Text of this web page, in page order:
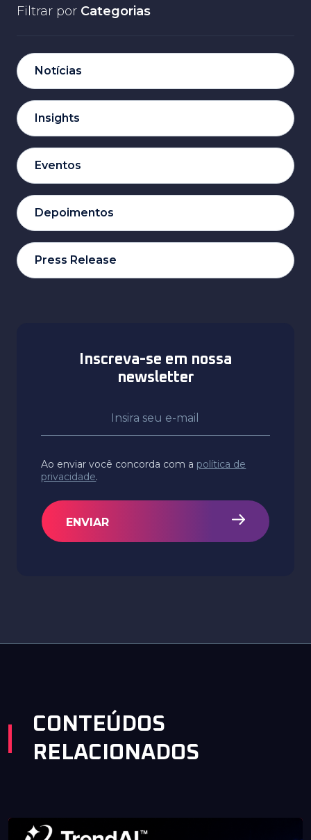
Filtrar por Categorias
Notícias
Insights
Eventos
Depoimentos
Press Release
Inscreva-se em nossa
newsletter
Ao enviar você concorda com a política de
privacidade.
ENVIAR
CONTEÚDOS
RELACIONADOS